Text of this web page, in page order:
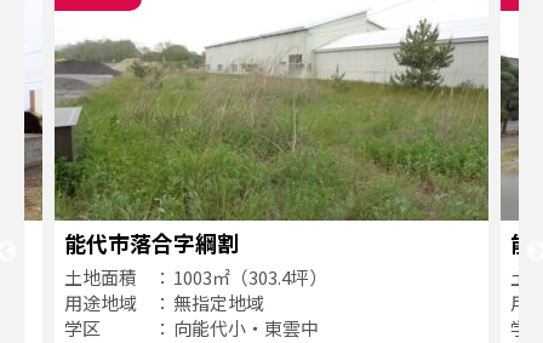
能代市落合字綱割
土地面積
1003㎡（303.4坪）
用途地域
無指定地域
学区
向能代小・東雲中
能
土
用
学